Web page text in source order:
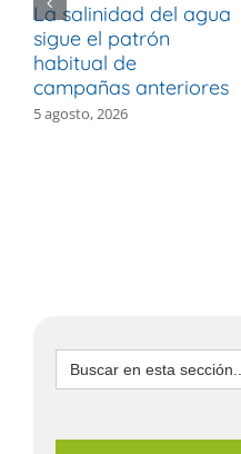
La salinidad del agua
sigue el patrón
habitual de
campañas anteriores
5 agosto, 2026
Buscar: